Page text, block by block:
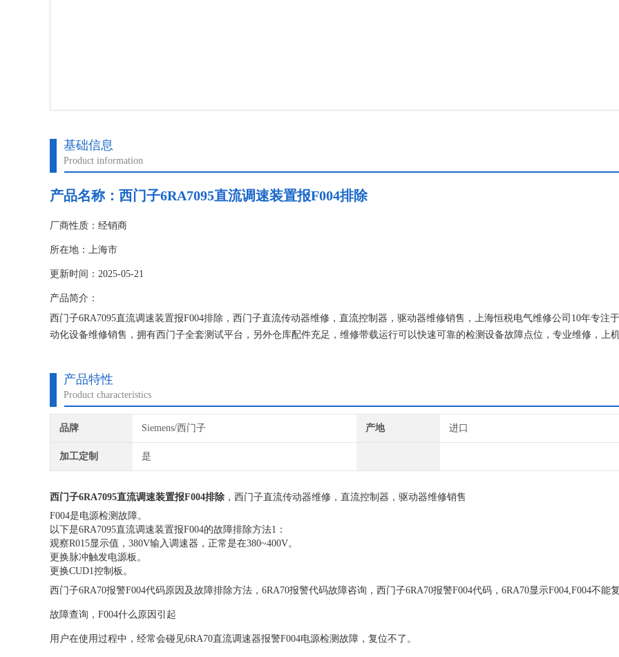
基础信息
Product information
产品名称： 西门子6RA7095直流调速装置报F004排除
厂商性质：经销商
所在地：上海市
更新时间：2025-05-21
产品简介：
西门子6RA7095直流调速装置报F004排除，西门子直流传动器维修，直流控制器，驱动器维修销售，上海恒税电气维修公司10年专注
动化设备维修销售，拥有西门子全套测试平台，另外仓库配件充足，维修带载运行可以快速可靠的检测设备故障点位，专业维修，上
产品特性
Product characteristics
品牌 Siemens/西门子 产地 进口
加工定制 是
西门子6RA7095直流调速装置报F004排除 ，西门子直流传动器维修，直流控制器，驱动器维修销售
F004是电源检测故障。
以下是6RA7095直流调速装置报F004的故障排除方法1：
观察R015显示值，380V输入调速器，正常是在380~400V。
更换脉冲触发电源板。
更换CUD1控制板。
西门子6RA70报警F004代码原因及故障排除方法，6RA70报警代码故障咨询，西门子6RA70报警F004代码，6RA70显示F004,F004不能
故障查询，F004什么原因引起
用户在使用过程中，经常会碰见6RA70直流调速器报警F004电源检测故障，复位不了。